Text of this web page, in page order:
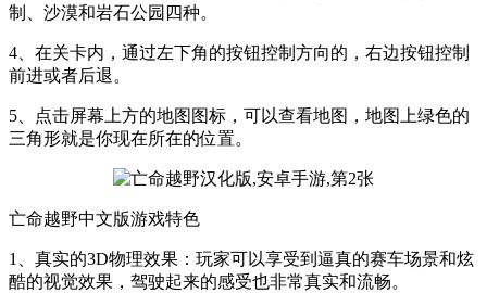
制、沙漠和岩石公园四种。
4、在关卡内，通过左下角的按钮控制方向的，右边按钮控制
前进或者后退。
5、点击屏幕上方的地图图标，可以查看地图，地图上绿色的
三角形就是你现在所在的位置。
亡命越野中文版游戏特色
1、真实的3D物理效果：玩家可以享受到逼真的赛车场景和炫
酷的视觉效果，驾驶起来的感受也非常真实和流畅。